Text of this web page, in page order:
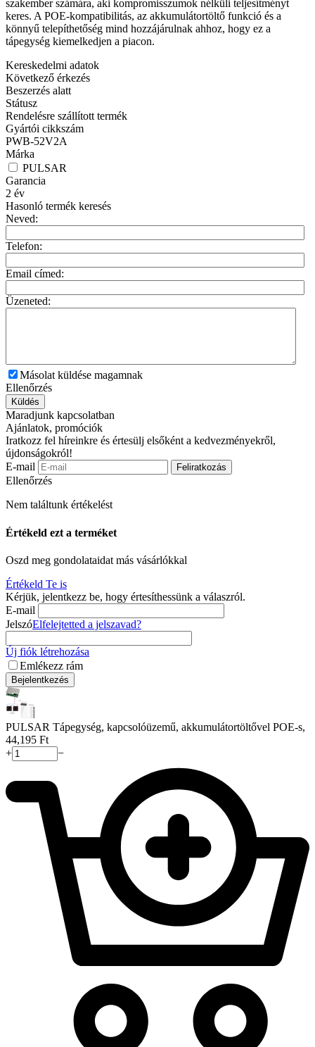
szakember számára, aki kompromisszumok nélküli teljesítményt
keres. A POE-kompatibilitás, az akkumulátortöltő funkció és a
könnyű telepíthetőség mind hozzájárulnak ahhoz, hogy ez a
tápegység kiemelkedjen a piacon.
Kereskedelmi adatok
Következő érkezés
Beszerzés alatt
Státusz
Rendelésre szállított termék
Gyártói cikkszám
PWB-52V2A
Márka
PULSAR
Garancia
2 év
Hasonló termék keresés
Neved:
Telefon:
Email címed:
Üzeneted:
Másolat küldése magamnak
Ellenőrzés
Küldés
Maradjunk kapcsolatban
Ajánlatok, promóciók
Iratkozz fel híreinkre és értesülj elsőként a kedvezményekről,
újdonságokról!
E-mail
Feliratkozás
Ellenőrzés
Nem találtunk értékelést
Értékeld ezt a terméket
Oszd meg gondolataidat más vásárlókkal
Értékeld Te is
Kérjük, jelentkezz be, hogy értesíthessünk a válaszról.
E-mail
JelszóElfelejtetted a jelszavad?
Új fiók létrehozása
Emlékezz rám
Bejelentkezés
PULSAR Tápegység, kapcsolóüzemű, akkumulátortöltővel POE-s,
44,195 Ft
+
−